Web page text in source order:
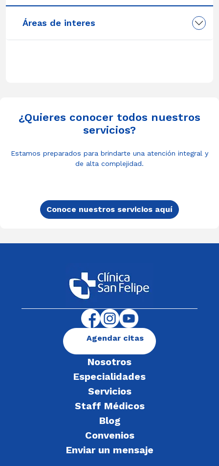
Áreas de interes
¿Quieres conocer todos nuestros
servicios?
Estamos preparados para brindarte una atención integral y
de alta complejidad.
Conoce nuestros servicios aquí
Nosotros
Especialidades
Servicios
Staff Médicos
Blog
Convenios
Enviar un mensaje
Agendar citas